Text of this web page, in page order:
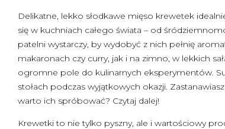
Delikatne, lekko słodkawe mięso krewetek
się w kuchniach całego świata – od
patelni wystarczy, by wydobyć z nich pełnię
makaronach czy curry, jak i na zimno, w lekkich
ogromne pole do kulinarnych eksperymentów.
stołach podczas wyjątkowych okazji. Zastanawiasz
warto ich spróbować? Czytaj dalej!
Krewetki to nie tylko pyszny, ale i wartościowy